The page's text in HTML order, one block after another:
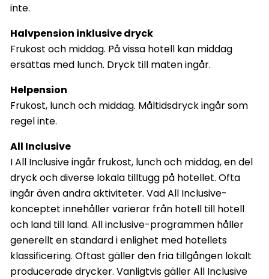
inte.
Halvpension inklusive dryck
Frukost och middag. På vissa hotell kan middag
ersättas med lunch. Dryck till maten ingår.
Helpension
Frukost, lunch och middag. Måltidsdryck ingår som
regel inte.
All Inclusive
I All Inclusive ingår frukost, lunch och middag, en del
dryck och diverse lokala tilltugg på hotellet. Ofta
ingår även andra aktiviteter. Vad All Inclusive-
konceptet innehåller varierar från hotell till hotell
och land till land. All inclusive-programmen håller
generellt en standard i enlighet med hotellets
klassificering. Oftast gäller den fria tillgången lokalt
producerade drycker. Vanligtvis gäller All Inclusive